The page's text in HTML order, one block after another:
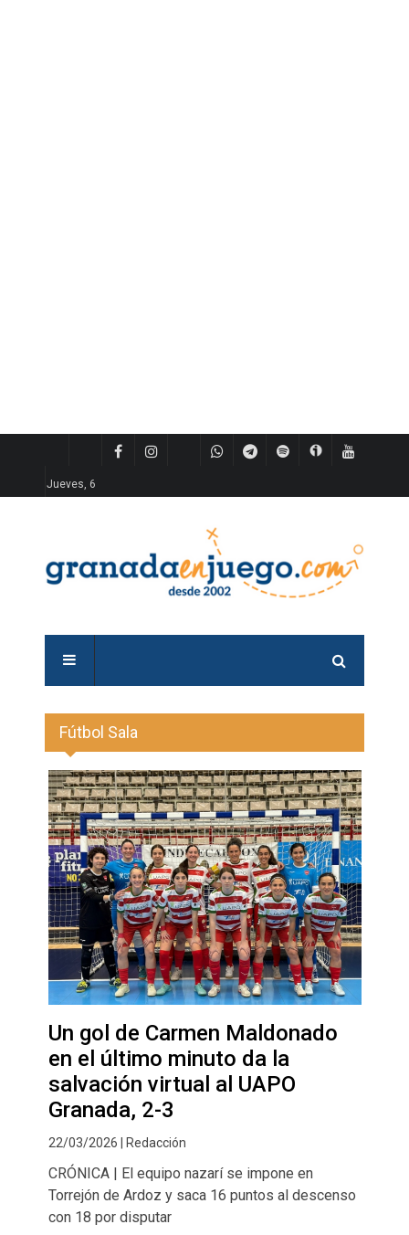
Jueves, 6
Fútbol Sala
Un gol de Carmen Maldonado
en el último minuto da la
salvación virtual al UAPO
Granada, 2-3
22/03/2026 | Redacción
CRÓNICA | El equipo nazarí se impone en
Torrejón de Ardoz y saca 16 puntos al descenso
con 18 por disputar